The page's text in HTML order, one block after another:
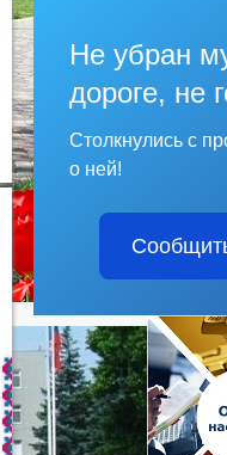
Не убран
дороге, не
Столкнулись с
о ней!